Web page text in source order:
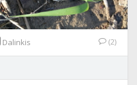
Dalinkis (2)